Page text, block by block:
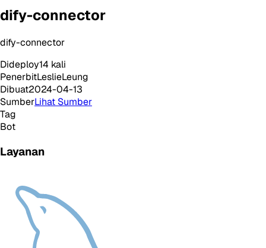
dify-connector
dify-connector
Dideploy14 kali
PenerbitLeslieLeung
Dibuat2024-04-13
SumberLihat Sumber
Tag
Bot
Layanan